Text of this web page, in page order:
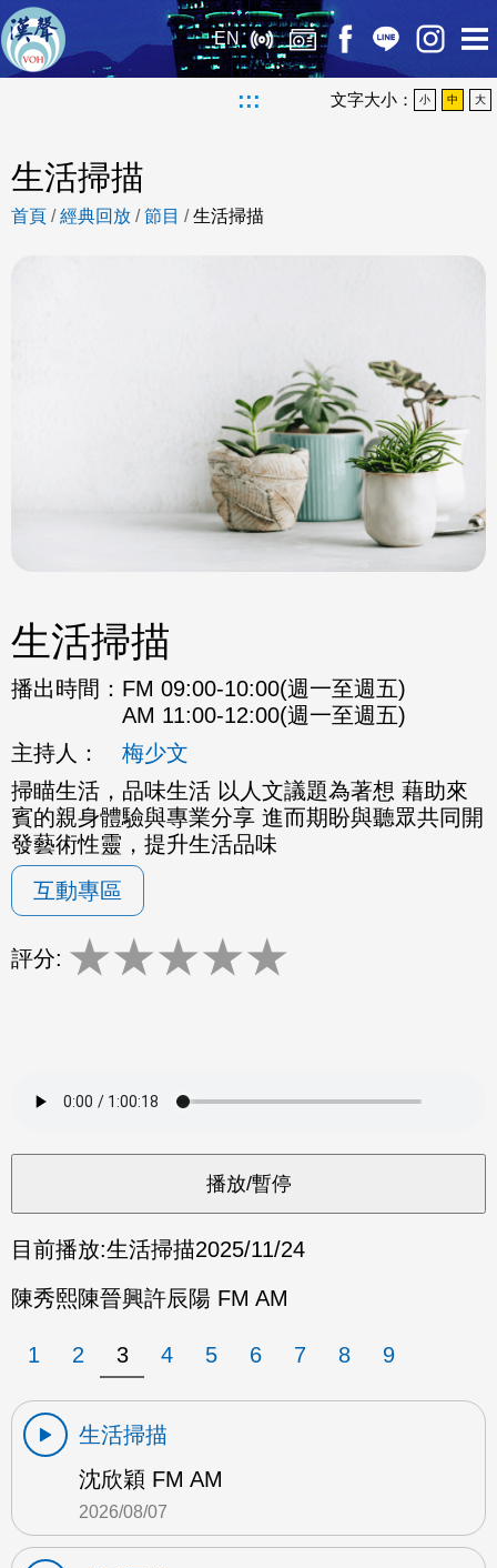
EN
::: 文字大小： 小 中 大
生活掃描
首頁 /經典回放 /節目 /生活掃描
生活掃描
播出時間： FM 09:00-10:00(週一至週五)
AM 11:00-12:00(週一至週五)
主持人：
梅少文
掃瞄生活，品味生活 以人文議題為著想 藉助來
賓的親身體驗與專業分享 進而期盼與聽眾共同開
發藝術性靈，提升生活品味
互動專區
評分: ★★★★★
目前播放:生活掃描2025/11/24
陳秀熙陳晉興許辰陽 FM AM
1 2 3 4 5 6 7 8 9
生活掃描
沈欣穎 FM AM
2026/08/07